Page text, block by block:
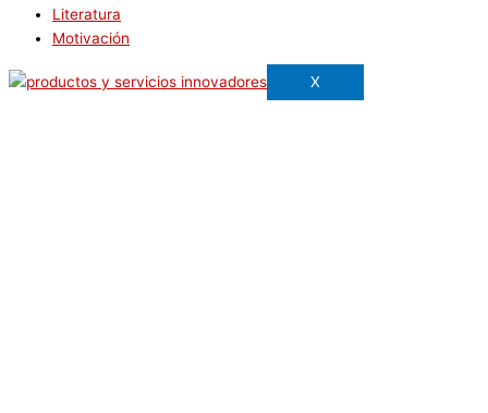
Literatura
Motivación
X